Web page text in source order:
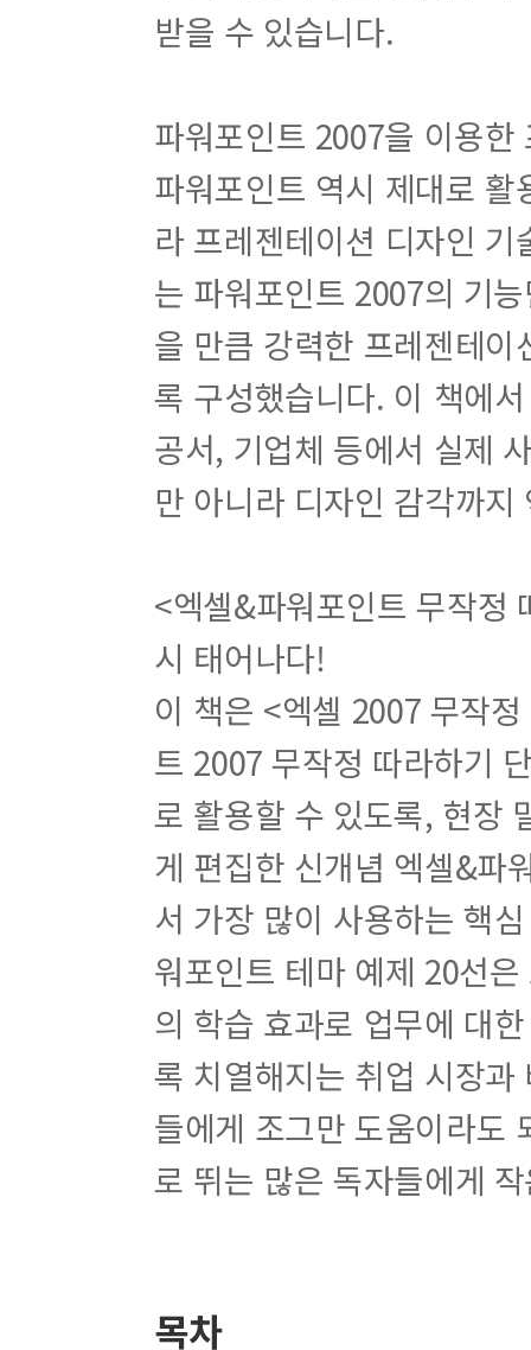
받을 수 있습니다.
파워포인트 2007을 이용
파워포인트 역시 제대로
라 프레젠테이션 디자인
는 파워포인트 2007의 기
을 만큼 강력한 프레젠테
록 구성했습니다. 이 책에
공서, 기업체 등에서 실제
만 아니라 디자인 감각까
<엑셀&파워포인트 무작정
시 태어나다!
이 책은 <엑셀 2007 무작
트 2007 무작정 따라하기
로 활용할 수 있도록, 현장
게 편집한 신개념 엑셀&파
서 가장 많이 사용하는 핵
워포인트 테마 예제 20선
의 학습 효과로 업무에 대
록 치열해지는 취업 시장
들에게 조그만 도움이라도
로 뛰는 많은 독자들에게
목차